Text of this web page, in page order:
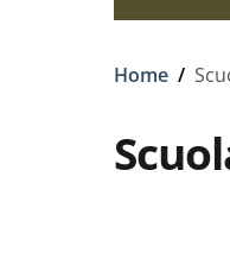
Breadcrumb
Home /